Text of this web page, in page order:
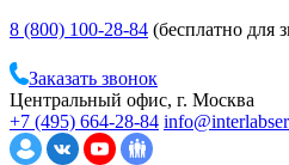
8 (800) 100-28-84 (бесплатно для
Заказать звонок
Центральный офис, г. Москва
+7 (495) 664-28-84